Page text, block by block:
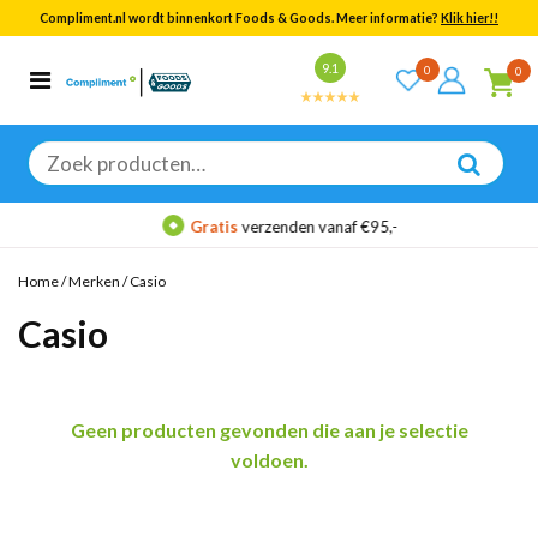
Compliment.nl wordt binnenkort Foods & Goods. Meer informatie? Klik hier!!
9.1 0 0
Zoeken
naar:
Categorieën
Bekijk alle resultaten
Gratisverzenden vanaf €95,-
Home/Merken /Casio
Casio
Geen producten gevonden die aan je selectie
voldoen.